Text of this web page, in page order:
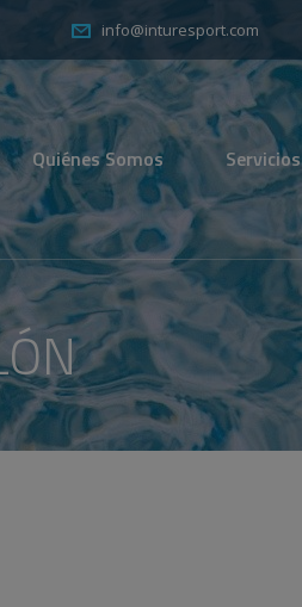
info@inturesport.com
Quiénes Somos Servicios